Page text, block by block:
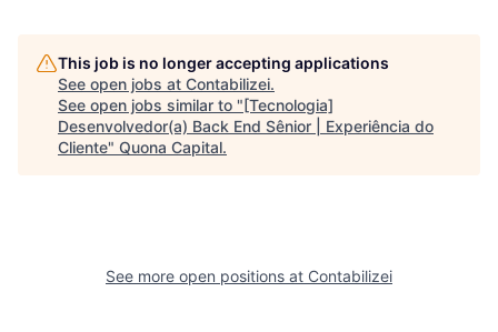
This job is no longer accepting applications
See open jobs at Contabilizei.
See open jobs similar to "[Tecnologia]
Desenvolvedor(a) Back End Sênior | Experiência do
Cliente" Quona Capital.
See more open positions at Contabilizei